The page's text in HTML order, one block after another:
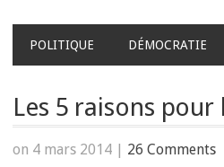
POLITIQUE DÉMOCRATIE
Les 5 raisons
on 4 mars 2014 | 26 Comments